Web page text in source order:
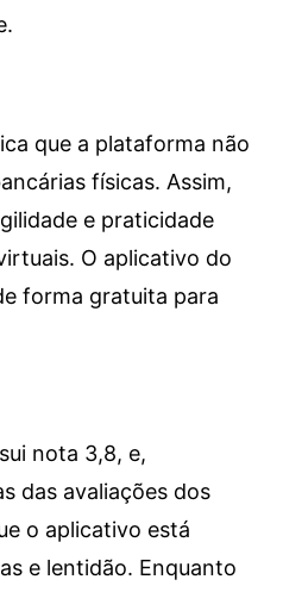
que a plataforma não
físicas. Assim,
e praticidade
O aplicativo do
forma gratuita para
nota 3,8, e,
das avaliações dos
o aplicativo está
e lentidão. Enquanto